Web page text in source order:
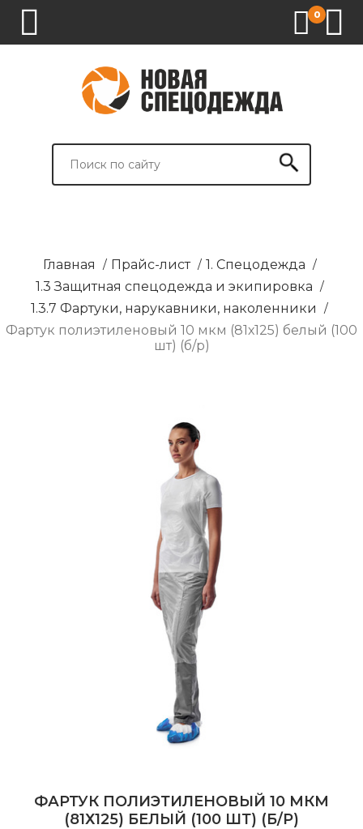
0
СПЕЦОДЕЖДА
СПЕЦОБУВЬ
СРЕДСТВА
ВСПОМОГАТЕЛЬНЫЕ
БРЕНДИРОВАНИЕ
Главная / Прайс-лист / 1. Спецодежда /
1.3 Защитная спецодежда и экипировка /
1.3.7 Фартуки, нарукавники, наколенники /
Фартук полиэтиленовый 10 мкм (81х125) белый (100
шт) (б/р)
ФАРТУК ПОЛИЭТИЛЕНОВЫЙ 10 МКМ
(81Х125) БЕЛЫЙ (100 ШТ) (Б/Р)